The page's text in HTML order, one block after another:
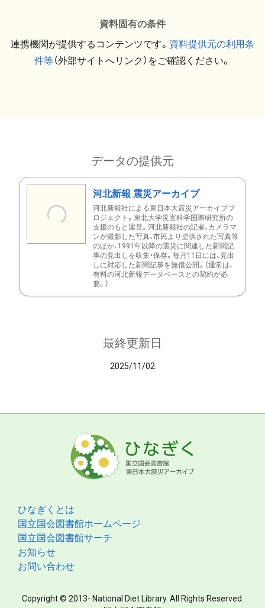
資料固有の条件
連携機関が提供するコンテンツです。 資料提供元の利用条
件等（外部サイトへリンク）をご確認ください。
データの提供元
河北新報 震災アーカイブ
河北新報社による東日本大震災アーカイブプ
ロジェクト。東北大学災害科学国際研究所の
支援のもと運営。河北新報社の記者、カメラマ
ンが撮影した写真、市民より提供された写真等
のほか、1991年以降の震災に関連した新聞記
事の見出しを収集・保存。毎月11日には、見出
しに対応した新聞記事を無償公開。（通常は、
有料の河北新報データベースとの契約が必
要。）
最終更新日
2025/11/02
ひなぎくとは
国立国会図書館ホームページ
国立国会図書館サーチ
お知らせ
お問い合わせ
Copyright © 2013- National Diet Library. All Rights Reserved.